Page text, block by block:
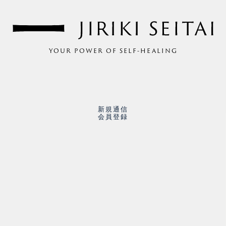
YOUR POWER OF SELF-HEALING
新規通信
会員登録